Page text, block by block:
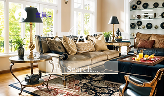
會員登入